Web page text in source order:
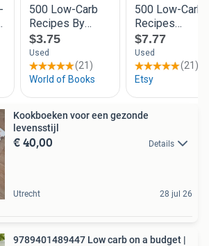
Kookboeken voor een gezonde
levensstijl
€ 40,00 Details
Utrecht 28 jul 26
9789401489447 Low carb on a budget |